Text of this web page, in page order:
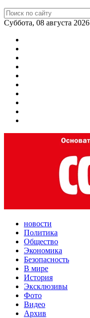
Суббота, 08 августа 2026
новости
Политика
Общество
Экономика
Безопасность
В мире
История
Эксклюзивы
Фото
Видео
Архив